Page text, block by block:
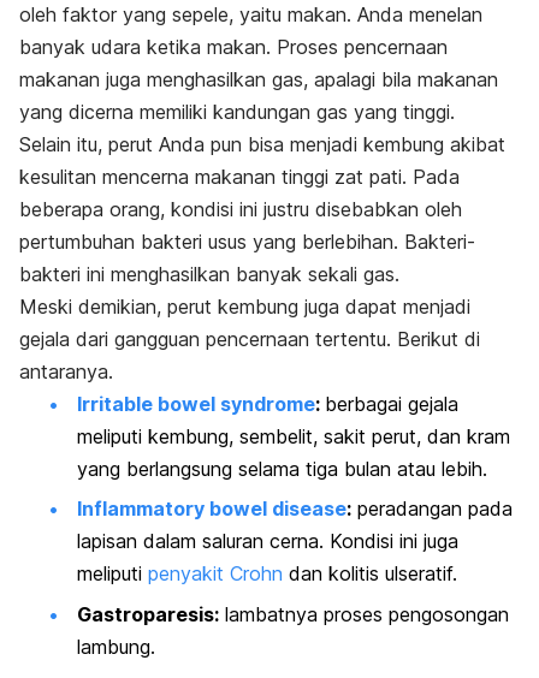
oleh faktor yang sepele, yaitu makan. Anda menelan
banyak udara ketika makan. Proses pencernaan
makanan juga menghasilkan gas, apalagi bila makanan
yang dicerna memiliki kandungan gas yang tinggi.
Selain itu, perut Anda pun bisa menjadi kembung akibat
kesulitan mencerna makanan tinggi zat pati. Pada
beberapa orang, kondisi ini justru disebabkan oleh
pertumbuhan bakteri usus yang berlebihan. Bakteri-
bakteri ini menghasilkan banyak sekali gas.
Meski demikian, perut kembung juga dapat menjadi
gejala dari gangguan pencernaan tertentu. Berikut di
antaranya.
Irritable bowel syndrome: berbagai gejala
meliputi kembung, sembelit, sakit perut, dan kram
yang berlangsung selama tiga bulan atau lebih.
Inflammatory bowel disease: peradangan pada
lapisan dalam saluran cerna. Kondisi ini juga
meliputi penyakit Crohn dan kolitis ulseratif.
Gastroparesis: lambatnya proses pengosongan
lambung.